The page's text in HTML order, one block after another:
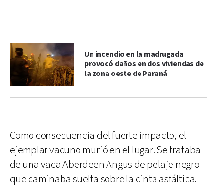
Un incendio en la madrugada
provocó daños en dos viviendas de
la zona oeste de Paraná
Como consecuencia del fuerte impacto, el
ejemplar vacuno murió en el lugar. Se trataba
de una vaca Aberdeen Angus de pelaje negro
que caminaba suelta sobre la cinta asfáltica.